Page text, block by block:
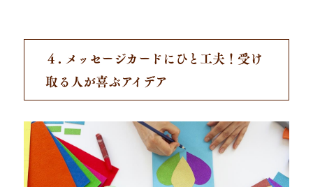
４. メッセージカードにひと工夫！受け
取る人が喜ぶアイデア